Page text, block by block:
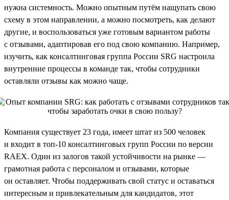
нужна системность. Можно опытным путём нащупать свою
схему в этом направлении, а можно посмотреть, как делают
другие, и воспользоваться уже готовым вариантом работы
с отзывами, адаптировав его под свою компанию. Например,
изучить, как консалтинговая группа России SRG настроила
внутренние процессы в команде так, чтобы сотрудники
оставляли отзывы как можно чаще.
Компания существует 23 года, имеет штат из 500 человек
и входит в топ-10 консалтинговых групп России по версии
RAEX. Один из залогов такой устойчивости на рынке —
грамотная работа с персоналом и отзывами, которые
он оставляет. Чтобы поддерживать свой статус и оставаться
интересным и привлекательным для кандидатов, этот